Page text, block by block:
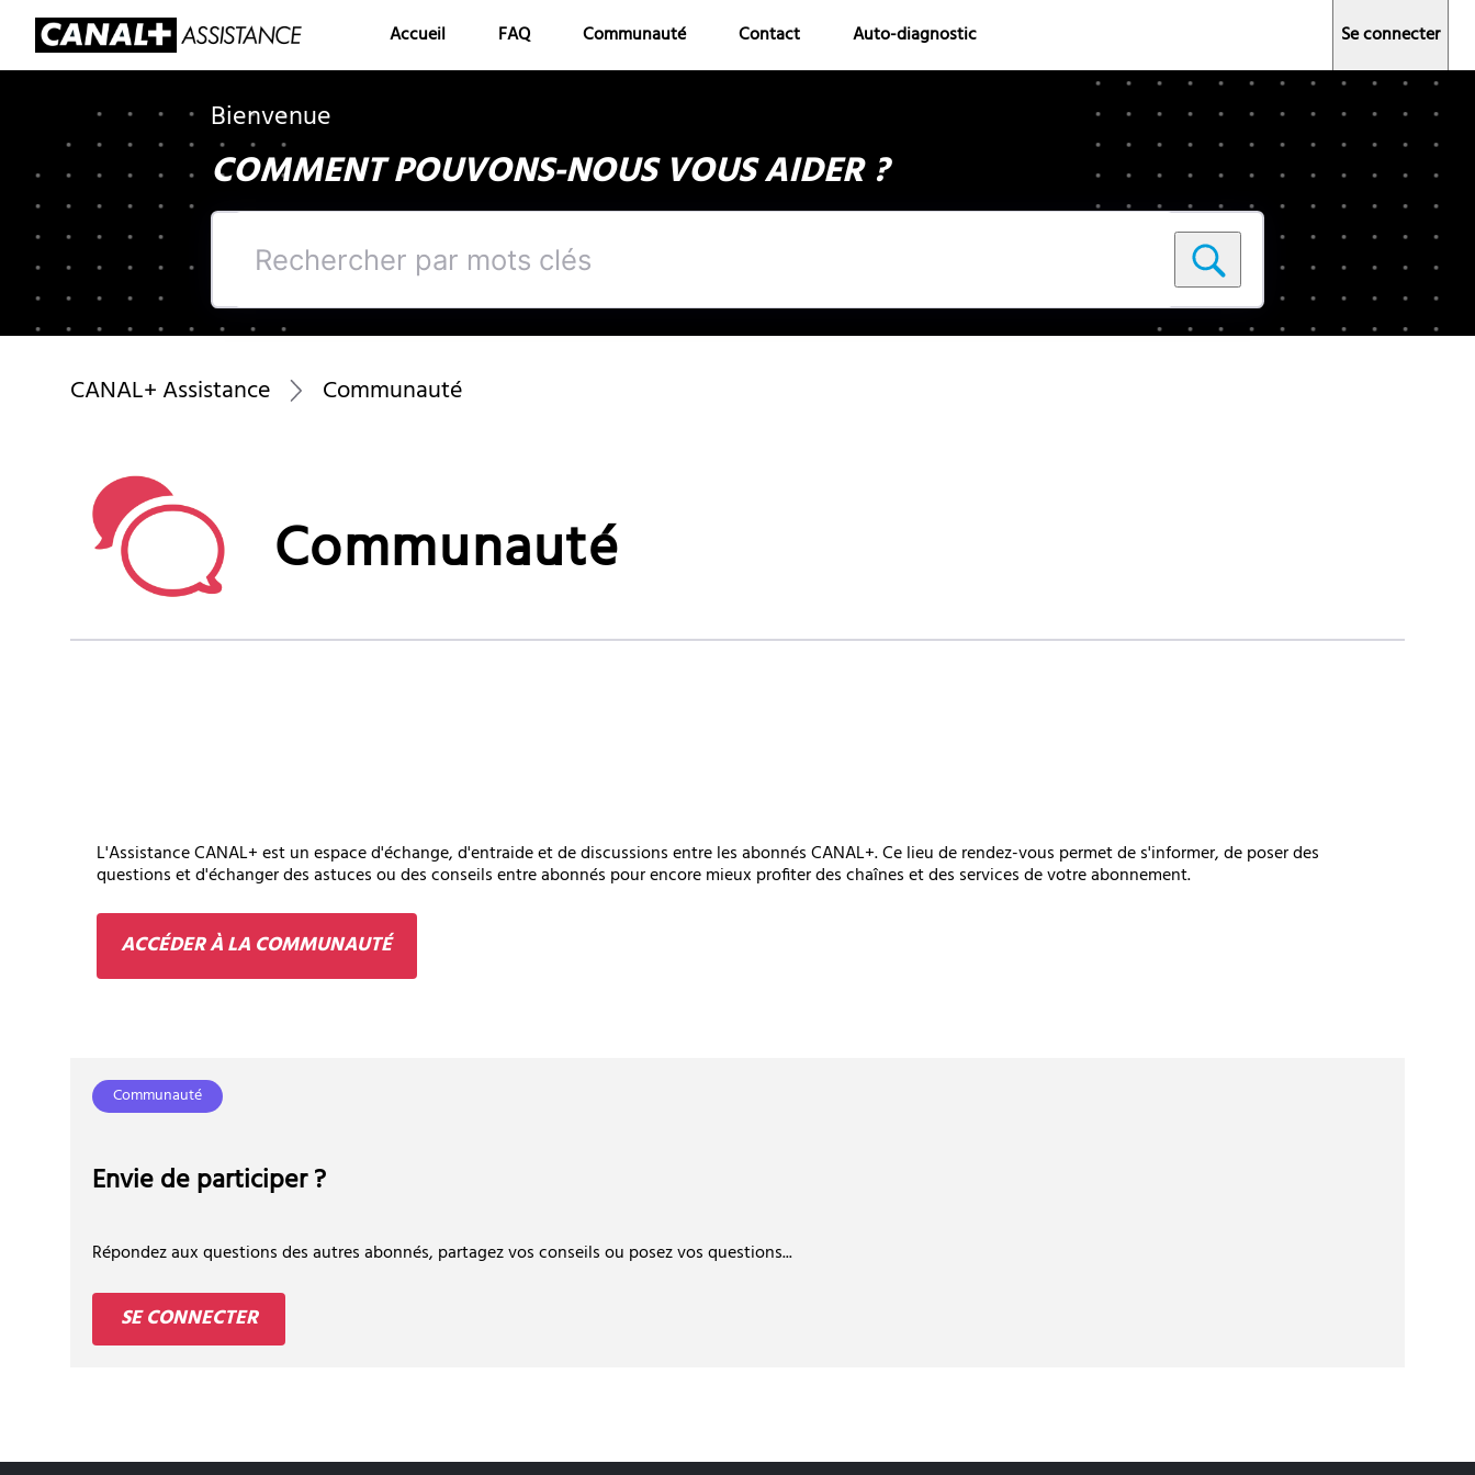
Accueil FAQ Communauté Contact Auto-diagnostic Se connecter
Bienvenue
COMMENT POUVONS-NOUS VOUS AIDER ?
Rechercher
par
mots
CANAL+ Assistance Communauté
Communauté
L'Assistance CANAL+ est un espace d'échange, d'entraide et de discussions entre les abonnés CANAL+. Ce lieu de rendez-vous permet de s'informer, de poser des
questions et d'échanger des astuces ou des conseils entre abonnés pour encore mieux profiter des chaînes et des services de votre abonnement.
ACCÉDER À LA COMMUNAUTÉ
Communauté
Envie de participer ?
Répondez aux questions des autres abonnés, partagez vos conseils ou posez vos questions...
SE CONNECTER